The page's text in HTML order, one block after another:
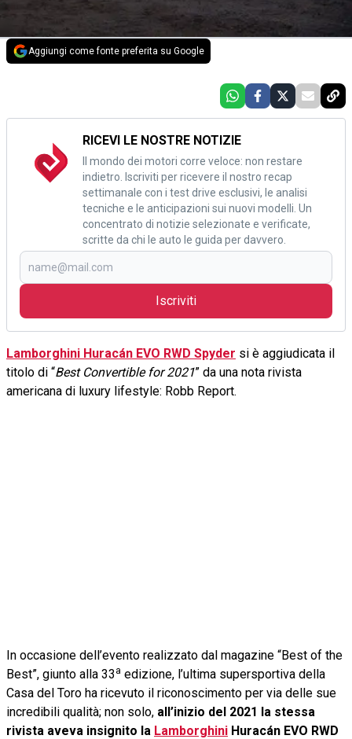
Aggiungi come fonte preferita su Google
RICEVI LE NOSTRE NOTIZIE
Il mondo dei motori corre veloce: non restare
indietro. Iscriviti per ricevere il nostro recap
settimanale con i test drive esclusivi, le analisi
tecniche e le anticipazioni sui nuovi modelli. Un
concentrato di notizie selezionate e verificate,
scritte da chi le auto le guida per davvero.
Iscriviti
Lamborghini Huracán EVO RWD Spyder si è aggiudicata il
titolo di “Best Convertible for 2021” da una nota rivista
americana di luxury lifestyle: Robb Report.
In occasione dell’evento realizzato dal magazine “Best of the
Best”, giunto alla 33 a edizione, l’ultima supersportiva della
Casa del Toro ha ricevuto il riconoscimento per via delle sue
incredibili qualità; non solo, all’inizio del 2021 la stessa
rivista aveva insignito la Lamborghini Huracán EVO RWD